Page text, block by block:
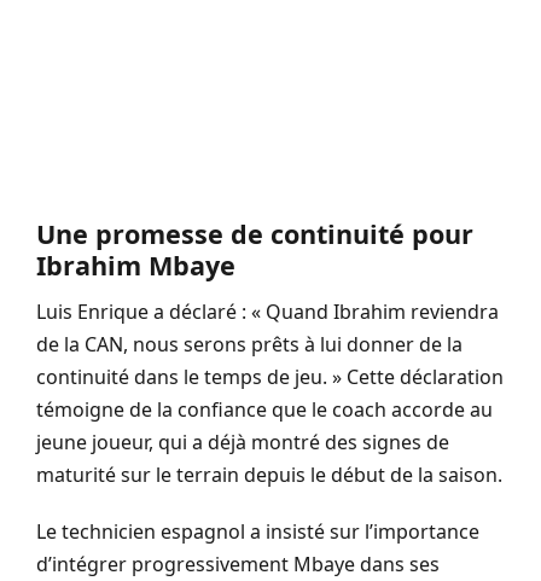
Une promesse de continuité pour
Ibrahim Mbaye
Luis Enrique a déclaré : « Quand Ibrahim reviendra
de la CAN, nous serons prêts à lui donner de la
continuité dans le temps de jeu. » Cette déclaration
témoigne de la confiance que le coach accorde au
jeune joueur, qui a déjà montré des signes de
maturité sur le terrain depuis le début de la saison.
Le technicien espagnol a insisté sur l’importance
d’intégrer progressivement Mbaye dans ses